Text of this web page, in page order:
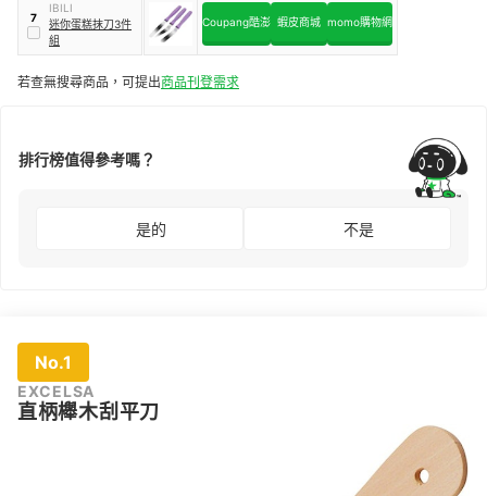
7
IBILI
迷你蛋糕抹刀3件
組
Coupang酷澎 蝦皮商城 momo購物網
若查無搜尋商品，可提出商品刊登需求
排行榜值得參考嗎？
是的 不是
No.1
EXCELSA
直柄櫸木刮平刀